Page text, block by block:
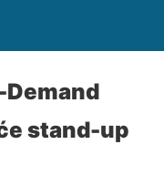
stand-up